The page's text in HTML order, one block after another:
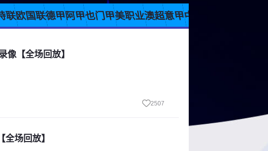
联欧国联德甲阿甲也门甲美职业澳超意甲中超
像【全场回放】
2507
场回放】